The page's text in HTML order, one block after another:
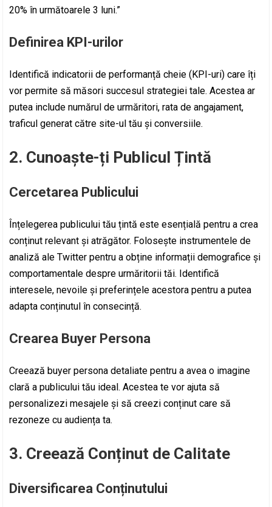
20% în următoarele 3 luni.”
Definirea KPI-urilor
Identifică indicatorii de performanță cheie (KPI-uri) care îți
vor permite să măsori succesul strategiei tale. Acestea ar
putea include numărul de urmăritori, rata de angajament,
traficul generat către site-ul tău și conversiile.
2. Cunoaște-ți Publicul Țintă
Cercetarea Publicului
Înțelegerea publicului tău țintă este esențială pentru a crea
conținut relevant și atrăgător. Folosește instrumentele de
analiză ale Twitter pentru a obține informații demografice și
comportamentale despre urmăritorii tăi. Identifică
interesele, nevoile și preferințele acestora pentru a putea
adapta conținutul în consecință.
Crearea Buyer Persona
Creează buyer persona detaliate pentru a avea o imagine
clară a publicului tău ideal. Acestea te vor ajuta să
personalizezi mesajele și să creezi conținut care să
rezoneze cu audiența ta.
3. Creează Conținut de Calitate
Diversificarea Conținutului